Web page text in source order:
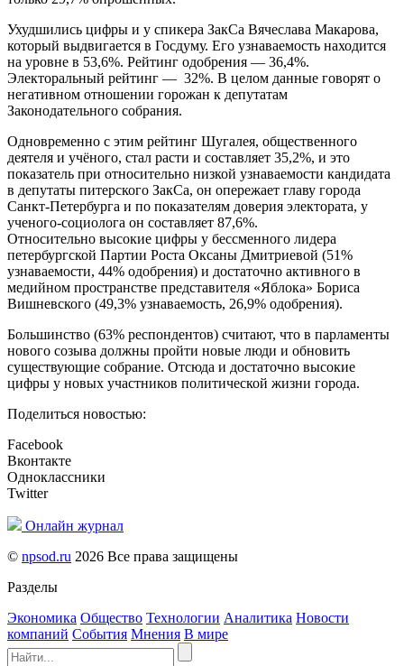
Ухудшились цифры и у спикера ЗакСа Вячеслава Макарова,
который выдвигается в Госдуму. Его узнаваемость находится
на уровне в 53,6%. Рейтинг одобрения — 36,4%.
Электоральный рейтинг — 32%. В целом данные говорят о
негативном отношении горожан к депутатам
Законодательного собрания.
Одновременно с этим рейтинг Шугалея, общественного
деятеля и учёного, стал расти и составляет 35,2%, и это
показатель при относительно низкой узнаваемости кандидата
в депутаты питерского ЗакСа, он опережает главу города
Санкт-Петербурга и по показателям доверия электората, у
ученого-социолога он составляет 87,6%.
Относительно высокие цифры у бессменного лидера
петербургской Партии Роста Оксаны Дмитриевой (51%
узнаваемости, 44% одобрения) и достаточно активного в
медийном пространстве представителя «Яблока» Бориса
Вишневского (49,3% узнаваемость, 26,9% одобрения).
Большинство (63% респондентов) считают, что в парламенты
нового созыва должны пройти новые люди и обновить
существующие собрание. Отсюда и достаточно высокие
цифры у новых участников политической жизни города.
Поделиться новостью:
Facebook
Вконтакте
Одноклассники
Twitter
Онлайн журнал
© npsod.ru 2026 Все права защищены
Разделы
Экономика Общество Технологии Аналитика Новости
компаний События Мнения В мире